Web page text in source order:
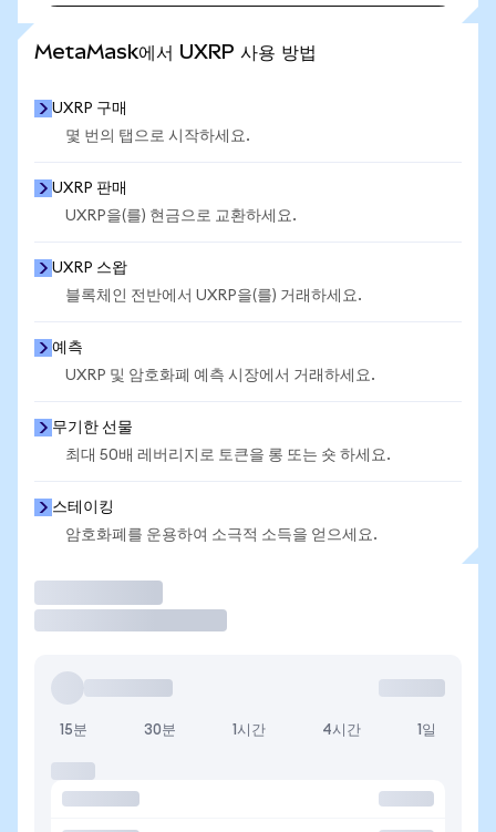
MetaMask에서 UXRP 사용 방법
UXRP 구매
몇 번의 탭으로 시작하세요.
UXRP 판매
UXRP을(를) 현금으로 교환하세요.
UXRP 스왑
블록체인 전반에서 UXRP을(를) 거래하세요.
예측
UXRP 및 암호화폐 예측 시장에서 거래하세요.
무기한 선물
최대 50배 레버리지로 토큰을 롱 또는 숏 하세요.
스테이킹
암호화폐를 운용하여 소극적 소득을 얻으세요.
15분 30분 1시간 4시간 1일